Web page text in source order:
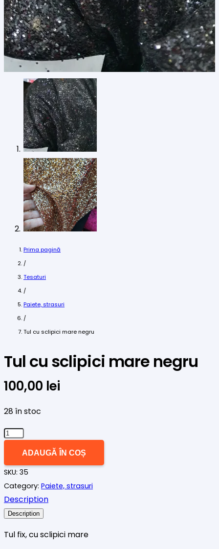
Prima pagină
/
Tesaturi
/
Paiete, strasuri
/
Tul cu sclipici mare negru
Tul cu sclipici mare negru
100,00 lei
28 în stoc
Cantitate
sclipici
mare
negru
ADAUGĂ ÎN COȘ
SKU: 35
Category: Paiete, strasuri
Description
Description
Tul fix, cu sclipici mare